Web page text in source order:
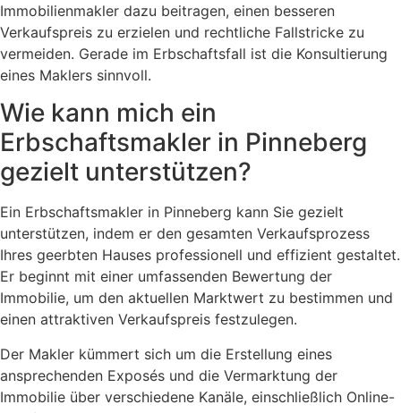
Immobilienmakler dazu beitragen, einen besseren
Verkaufspreis zu erzielen und rechtliche Fallstricke zu
vermeiden. Gerade im Erbschaftsfall ist die Konsultierung
eines Maklers sinnvoll.
Wie kann mich ein
Erbschaftsmakler in Pinneberg
gezielt unterstützen?
Ein Erbschaftsmakler in Pinneberg kann Sie gezielt
unterstützen, indem er den gesamten Verkaufsprozess
Ihres geerbten Hauses professionell und effizient gestaltet.
Er beginnt mit einer umfassenden Bewertung der
Immobilie, um den aktuellen Marktwert zu bestimmen und
einen attraktiven Verkaufspreis festzulegen.
Der Makler kümmert sich um die Erstellung eines
ansprechenden Exposés und die Vermarktung der
Immobilie über verschiedene Kanäle, einschließlich Online-